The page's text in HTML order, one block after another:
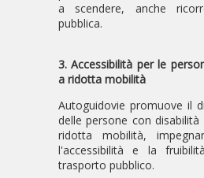
a scendere, anche
pubblica.
3. Accessibilità per le
a ridotta mobilità
Autoguidovie promuove il
delle persone con
ridotta mobilità,
l'accessibilità e la
trasporto pubblico.